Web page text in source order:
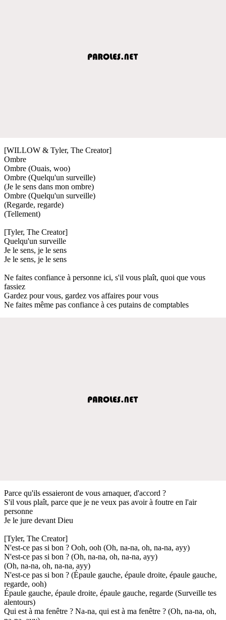
[WILLOW & Tyler, The Creator]
Ombre
Ombre (Ouais, woo)
Ombre (Quelqu'un surveille)
(Je le sens dans mon ombre)
Ombre (Quelqu'un surveille)
(Regarde, regarde)
(Tellement)
[Tyler, The Creator]
Quelqu'un surveille
Je le sens, je le sens
Je le sens, je le sens
Ne faites confiance à personne ici, s'il vous plaît, quoi que vous
fassiez
Gardez pour vous, gardez vos affaires pour vous
Ne faites même pas confiance à ces putains de comptables
Parce qu'ils essaieront de vous arnaquer, d'accord ?
S'il vous plaît, parce que je ne veux pas avoir à foutre en l'air
personne
Je le jure devant Dieu
[Tyler, The Creator]
N'est-ce pas si bon ? Ooh, ooh (Oh, na-na, oh, na-na, ayy)
N'est-ce pas si bon ? (Oh, na-na, oh, na-na, ayy)
(Oh, na-na, oh, na-na, ayy)
N'est-ce pas si bon ? (Épaule gauche, épaule droite, épaule gauche,
regarde, ooh)
Épaule gauche, épaule droite, épaule gauche, regarde (Surveille tes
alentours)
Qui est à ma fenêtre ? Na-na, qui est à ma fenêtre ? (Oh, na-na, oh,